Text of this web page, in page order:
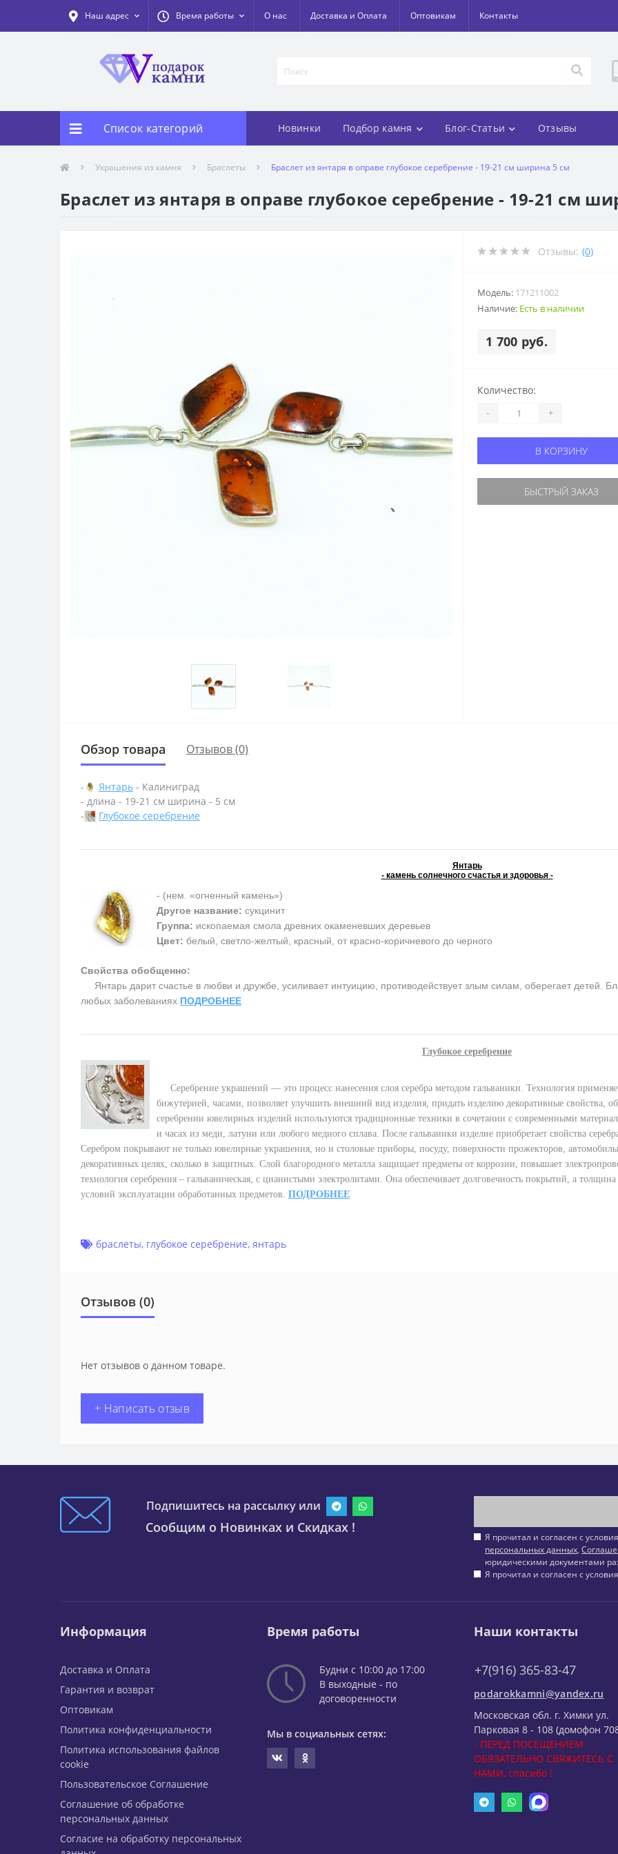
Наш адрес Время работы О нас Доставка и Оплата Оптовикам Контакты
Список категорий Новинки Подбор камня Блог-Статьи Отзывы
Украшения из камня Браслеты Браслет из янтаря в оправе глубокое серебрение - 19-21 см ширина 5 см
Браслет из янтаря в оправе глубокое серебрение - 19-21 см
Отзывы: (0)
Модель: 171211002
Наличие: Есть в наличии
1 700 руб.
Количество:
- +
В КОРЗИНУ
БЫСТРЫЙ ЗАКАЗ
Обзор товара Отзывов (0)
- Янтарь - Калиниград
- длина - 19-21 см ширина - 5 см
-
Глубокое серебрение
Янтарь
- камень солнечного счастья и здоровья -
- (нем. «огненный камень»)
Другое название: сукцинит
Группа: ископаемая смола древних окаменевших деревьев
Цвет: белый, светло-желтый, красный, от красно-коричневого до черного
Свойства обобщенно:
Янтарь дарит счастье в любви и дружбе, усиливает интуицию, противодействует злым силам, оберегает детей.
любых заболеваниях ПОДРОБНЕЕ
Глубокое серебрение
Серебрение украшений — это процесс нанесения слоя серебра методом гальваники. Технология
бижутерией, часами, позволяет улучшить внешний вид изделия, придать изделию декоративные свойства,
серебрении ювелирных изделий используются традиционные техники в сочетании с современными
и часах из меди, латуни или любого медного сплава. После гальваники изделие приобретает свойства
Серебром покрывают не только ювелирные украшения, но и столовые приборы, посуду, поверхности прожекторов,
декоративных целях, сколько в защитных. Слой благородного металла защищает предметы от коррозии, повышает
технология серебрения – гальваническая, с цианистыми электролитами. Она обеспечивает долговечность покрытий, а
условий эксплуатации обработанных предметов. ПОДРОБНЕЕ
браслеты, глубокое серебрение, янтарь
Отзывов (0)
Нет отзывов о данном товаре.
+ Написать отзыв
Подпишитесь на рассылку или
Сообщим о Новинках и Скидках !
Я прочитал и согласен с
персональных данных,
юридическими документами
Я прочитал и согласен с
Информация
Доставка и Оплата
Гарантия и возврат
Оптовикам
Политика конфиденциальности
Политика использования файлов
cookie
Пользовательское Соглашение
Соглашение об обработке
персональных данных
Согласие на обработку персональных
Время работы
Будни с 10:00 до 17:00
В выходные - по
договоренности
Мы в социальных сетях:
Наши контакты
+7(916) 365-83-47
podarokkamni@yandex.ru
Московская обл. г. Химки ул.
Парковая 8 - 108 (домофон
- ПЕРЕД ПОСЕЩЕНИЕМ
ОБЯЗАТЕЛЬНО СВЯЖИТЕСЬ С
НАМИ, спасибо !